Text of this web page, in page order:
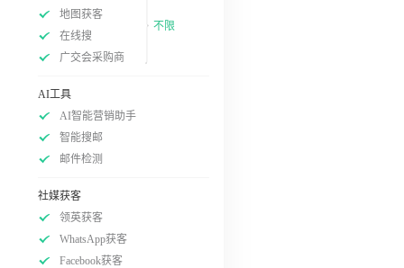
地图获客
在线搜
广交会采购商
不限
AI工具
AI智能营销助手
智能搜邮
邮件检测
社媒获客
领英获客
WhatsApp获客
Facebook获客